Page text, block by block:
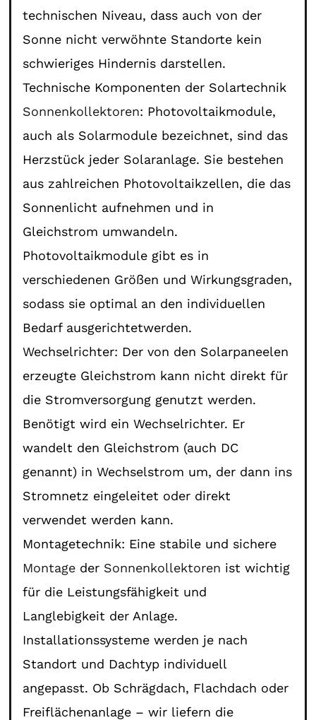
technischen Niveau, dass auch von der
Sonne nicht verwöhnte Standorte kein
schwieriges Hindernis darstellen.
Technische Komponenten der Solartechnik
Sonnenkollektoren: Photovoltaikmodule,
auch als Solarmodule bezeichnet, sind das
Herzstück jeder Solaranlage. Sie bestehen
aus zahlreichen Photovoltaikzellen, die das
Sonnenlicht aufnehmen und in
Gleichstrom umwandeln.
Photovoltaikmodule gibt es in
verschiedenen Größen und Wirkungsgraden,
sodass sie optimal an den individuellen
Bedarf ausgerichtetwerden.
Wechselrichter: Der von den Solarpaneelen
erzeugte Gleichstrom kann nicht direkt für
die Stromversorgung genutzt werden.
Benötigt wird ein Wechselrichter. Er
wandelt den Gleichstrom (auch DC
genannt) in Wechselstrom um, der dann ins
Stromnetz eingeleitet oder direkt
verwendet werden kann.
Montagetechnik: Eine stabile und sichere
Montage der Sonnenkollektoren ist wichtig
für die Leistungsfähigkeit und
Langlebigkeit der Anlage.
Installationssysteme werden je nach
Standort und Dachtyp individuell
angepasst. Ob Schrägdach, Flachdach oder
Freiflächenanlage – wir liefern die